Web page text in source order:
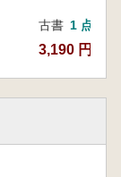
古書 1 点
3,190 円